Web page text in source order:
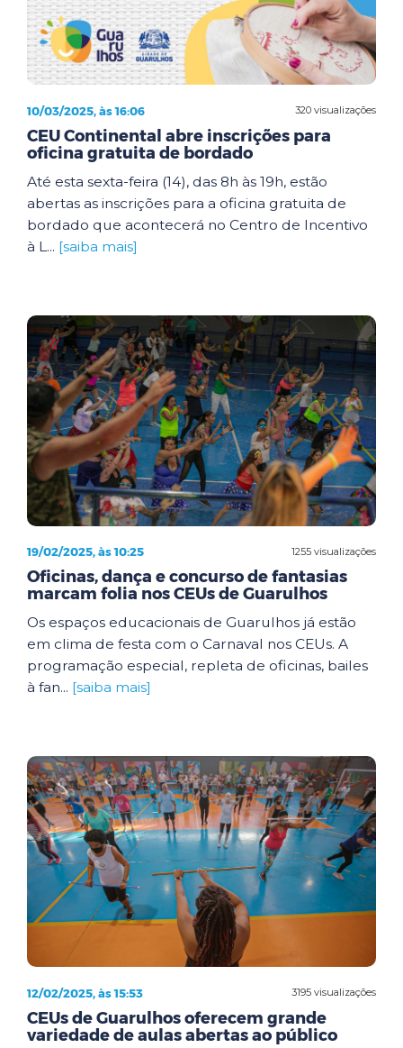
320 visualizações
10/03/2025, às 16:06
CEU Continental abre inscrições para
oficina gratuita de bordado
Até esta sexta-feira (14), das 8h às 19h, estão
abertas as inscrições para a oficina gratuita de
bordado que acontecerá no Centro de Incentivo
à L... [saiba mais]
1255 visualizações
19/02/2025, às 10:25
Oficinas, dança e concurso de fantasias
marcam folia nos CEUs de Guarulhos
Os espaços educacionais de Guarulhos já estão
em clima de festa com o Carnaval nos CEUs. A
programação especial, repleta de oficinas, bailes
à fan... [saiba mais]
3195 visualizações
12/02/2025, às 15:53
CEUs de Guarulhos oferecem grande
variedade de aulas abertas ao público